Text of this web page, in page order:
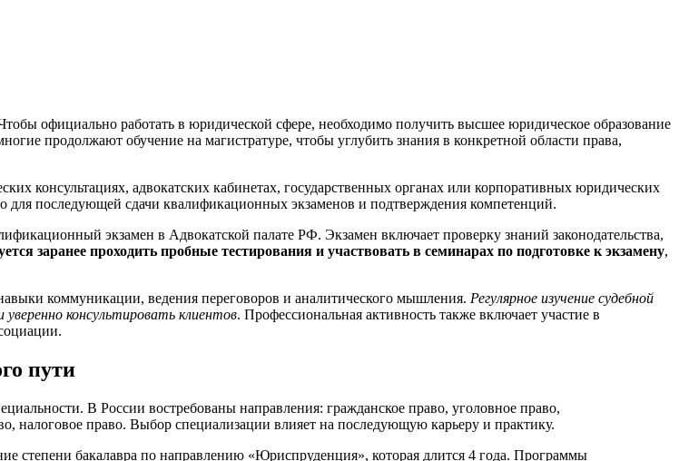
официально работать в юридической сфере, необходимо получить высшее юридическое образование
продолжают обучение на магистратуре, чтобы углубить знания в конкретной области права,
адвокатских кабинетах, государственных органах или корпоративных юридических
для последующей сдачи квалификационных экзаменов и подтверждения компетенций.
экзамен в Адвокатской палате РФ. Экзамен включает проверку знаний законодательства,
заранее проходить пробные тестирования и участвовать в семинарах по подготовке к экзамену,
коммуникации, ведения переговоров и аналитического мышления. Регулярное изучение судебной
консультировать клиентов. Профессиональная активность также включает участие в
пути
В России востребованы направления: гражданское право, уголовное право,
налоговое право. Выбор специализации влияет на последующую карьеру и практику.
степени бакалавра по направлению «Юриспруденция», которая длится 4 года. Программы